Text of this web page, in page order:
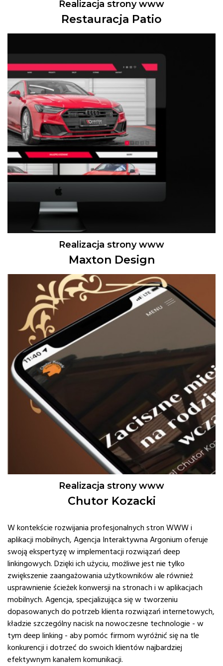
Realizacja strony www
Restauracja Patio
Realizacja strony www
Maxton Design
Realizacja strony www
Chutor Kozacki
W kontekście rozwijania profesjonalnych stron WWW i
aplikacji mobilnych, Agencja Interaktywna Argonium oferuje
swoją ekspertyzę w implementacji rozwiązań deep
linkingowych. Dzięki ich użyciu, możliwe jest nie tylko
zwiększenie zaangażowania użytkowników ale również
usprawnienie ścieżek konwersji na stronach i w aplikacjach
mobilnych. Agencja, specjalizująca się w tworzeniu
dopasowanych do potrzeb klienta rozwiązań internetowych,
kładzie szczególny nacisk na nowoczesne technologie - w
tym deep linking - aby pomóc firmom wyróżnić się na tle
konkurencji i dotrzeć do swoich klientów najbardziej
efektywnym kanałem komunikacji.